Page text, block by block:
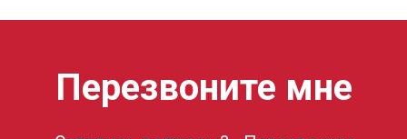
Перезвоните мне